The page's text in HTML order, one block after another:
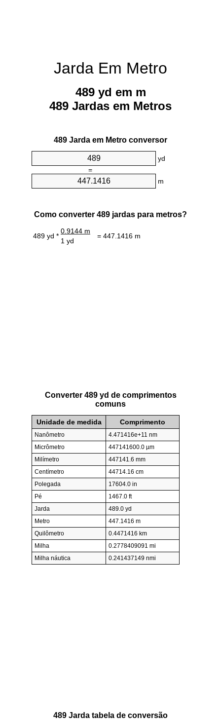
Jarda Em Metro
489 yd em m
489 Jardas em Metros
489 Jarda em Metro conversor
yd
=
m
Como converter 489 jardas para metros?
489 yd *
0.9144 m
= 447.1416 m
1 yd
Converter 489 yd de comprimentos
comuns
Unidade de medida Comprimento
Nanômetro
4.471416e+11 nm
Micrômetro
447141600.0 µm
Milímetro
447141.6 mm
Centímetro
44714.16 cm
Polegada
17604.0 in
Pé
1467.0 ft
Jarda
489.0 yd
Metro
447.1416 m
Quilômetro
0.4471416 km
Milha
0.2778409091 mi
Milha náutica
0.241437149 nmi
489 Jarda tabela de conversão